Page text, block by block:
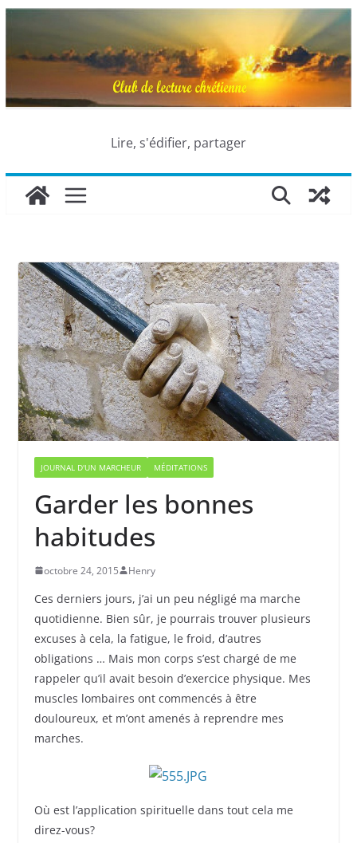
contenu
Lire, s'édifier, partager
JOURNAL D'UN MARCHEUR MÉDITATIONS
Garder les bonnes
habitudes
octobre 24, 2015 Henry
Ces derniers jours, j’ai un peu négligé ma marche
quotidienne. Bien sûr, je pourrais trouver plusieurs
excuses à cela, la fatigue, le froid, d’autres
obligations … Mais mon corps s’est chargé de me
rappeler qu’il avait besoin d’exercice physique. Mes
muscles lombaires ont commencés à être
douloureux, et m’ont amenés à reprendre mes
marches.
Où est l’application spirituelle dans tout cela me
direz-vous?